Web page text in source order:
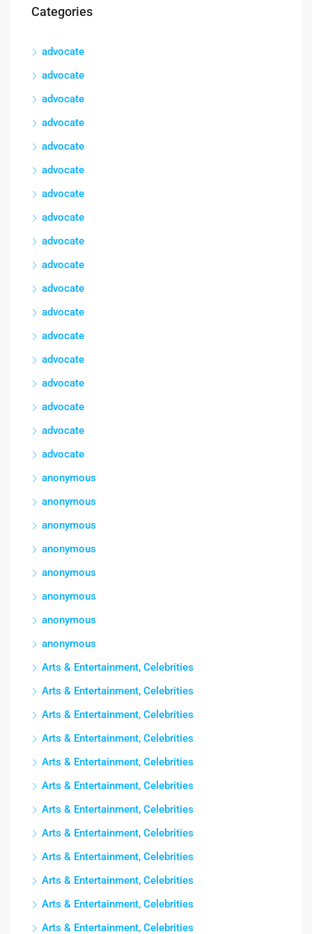
Categories
advocate
advocate
advocate
advocate
advocate
advocate
advocate
advocate
advocate
advocate
advocate
advocate
advocate
advocate
advocate
advocate
advocate
advocate
anonymous
anonymous
anonymous
anonymous
anonymous
anonymous
anonymous
anonymous
Arts & Entertainment, Celebrities
Arts & Entertainment, Celebrities
Arts & Entertainment, Celebrities
Arts & Entertainment, Celebrities
Arts & Entertainment, Celebrities
Arts & Entertainment, Celebrities
Arts & Entertainment, Celebrities
Arts & Entertainment, Celebrities
Arts & Entertainment, Celebrities
Arts & Entertainment, Celebrities
Arts & Entertainment, Celebrities
Arts & Entertainment, Celebrities